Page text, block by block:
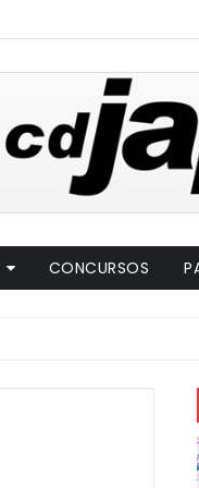
CONCURSOS